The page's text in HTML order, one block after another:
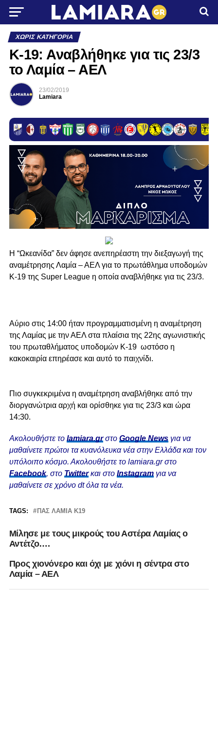
ΧΩΡΊΣ ΚΑΤΗΓΟΡΊΑ
Κ-19: Αναβλήθηκε για τις 23/3
το Λαμία – ΑΕΛ
23/02/2019
Lamiara
Η “Ωκεανίδα” δεν άφησε ανεπηρέαστη την διεξαγωγή της
αναμέτρησης Λαμία – ΑΕΛ για το πρωτάθλημα υποδομών
Κ-19 της Super League η οποία αναβλήθηκε για τις 23/3.
Αύριο στις 14:00 ήταν προγραμματισμένη η αναμέτρηση
της Λαμίας με την ΑΕΛ στα πλαίσια της 22ης αγωνιστικής
του πρωταθλήματος υποδομών Κ-19 ωστόσο η
κακοκαιρία επηρέασε και αυτό το παιχνίδι.
Πιο συγκεκριμένα η αναμέτρηση αναβλήθηκε από την
διοργανώτρια αρχή και ορίσθηκε για τις 23/3 και ώρα
14:30.
Ακολουθήστε το lamiara.grστο Google Newsγια να
μαθαίνετε πρώτοι τα κυανόλευκα νέα στην Ελλάδα και τον
υπόλοιπο κόσμο. Ακολουθήστε το lamiara.gr στο
Facebook, στο Twitterκαι στο Instagram για να
μαθαίνετε σε χρόνο dt όλα τα νέα.
TAGS: ΠΑΣ ΛΑΜΙΑ Κ19
Μίλησε με τους μικρούς του Αστέρα Λαμίας ο
Αντέτζο….
Προς χιονόνερο και όχι με χιόνι η σέντρα στο
Λαμία – ΑΕΛ